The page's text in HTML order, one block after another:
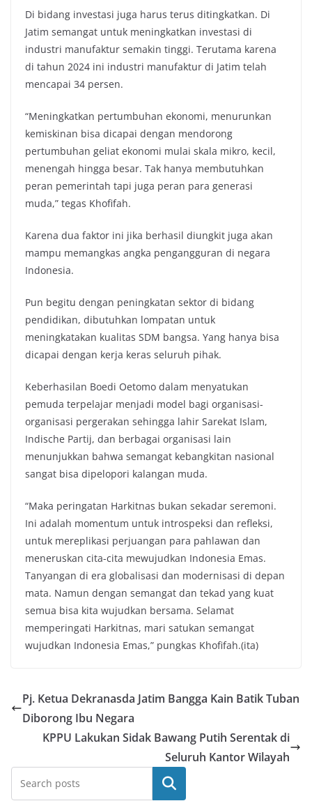
Di bidang investasi juga harus terus ditingkatkan. Di
Jatim semangat untuk meningkatkan investasi di
industri manufaktur semakin tinggi. Terutama karena
di tahun 2024 ini industri manufaktur di Jatim telah
mencapai 34 persen.
“Meningkatkan pertumbuhan ekonomi, menurunkan
kemiskinan bisa dicapai dengan mendorong
pertumbuhan geliat ekonomi mulai skala mikro, kecil,
menengah hingga besar. Tak hanya membutuhkan
peran pemerintah tapi juga peran para generasi
muda,” tegas Khofifah.
Karena dua faktor ini jika berhasil diungkit juga akan
mampu memangkas angka pengangguran di negara
Indonesia.
Pun begitu dengan peningkatan sektor di bidang
pendidikan, dibutuhkan lompatan untuk
meningkatakan kualitas SDM bangsa. Yang hanya bisa
dicapai dengan kerja keras seluruh pihak.
Keberhasilan Boedi Oetomo dalam menyatukan
pemuda terpelajar menjadi model bagi organisasi-
organisasi pergerakan sehingga lahir Sarekat Islam,
Indische Partij, dan berbagai organisasi lain
menunjukkan bahwa semangat kebangkitan nasional
sangat bisa dipelopori kalangan muda.
“Maka peringatan Harkitnas bukan sekadar seremoni.
Ini adalah momentum untuk introspeksi dan refleksi,
untuk mereplikasi perjuangan para pahlawan dan
meneruskan cita-cita mewujudkan Indonesia Emas.
Tanyangan di era globalisasi dan modernisasi di depan
mata. Namun dengan semangat dan tekad yang kuat
semua bisa kita wujudkan bersama. Selamat
memperingati Harkitnas, mari satukan semangat
wujudkan Indonesia Emas,” pungkas Khofifah.(ita)
Pj. Ketua Dekranasda Jatim Bangga Kain Batik Tuban
Diborong Ibu Negara
KPPU Lakukan Sidak Bawang Putih Serentak di
Seluruh Kantor Wilayah
Search